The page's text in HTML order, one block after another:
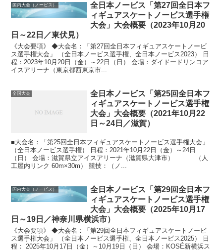
国内大会（ノービス）
全日本ノービス「第27回全日本フ
ィギュアスケートノービス選手権
大会」大会概要（2023年10月20
日～22日／東伏見）
《大会要項》 ◆大会名：「第27回全日本フィギュアスケートノービ
ス選手権大会」 （全日本ノービス選手権、全日本ノービス2023） 日
程：2023年10月20日（金）～22日（日） 会場：ダイドードリンコア
イスアリーナ（東京都西東京市...
全国大会
全日本ノービス「第25回全日本フ
ィギュアスケートノービス選手権
大会」大会概要（2021年10月22
日～24日／滋賀）
■大会名：「第25回全日本フィギュアスケートノービス選手権大会」
（全日本ノービス選手権） 日程：2021年10月22日（金）～24日
（日） 会場：滋賀県立アイスアリーナ（滋賀県大津市） （人
工屋内リンク 60m×30m） 競技：（ノ...
国内大会（ノービス）
全日本ノービス「第29回全日本フ
ィギュアスケートノービス選手権
大会」大会概要（2025年10月17
日～19日／神奈川県横浜市）
《大会要項》 ◆大会名：「第29回全日本フィギュアスケートノービ
ス選手権大会」 （全日本ノービス選手権、全日本ノービス2025） 日
程： 2025年10月17日（金）～10月19日（日） 会場：KOSÉ新横浜ス